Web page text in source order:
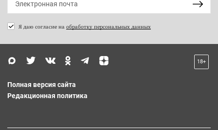
Я даю согласие на обработку персональных данных
18+
Полная версия сайта
Редакционная политика